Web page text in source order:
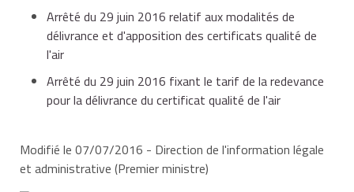
Arrêté du 29 juin 2016 relatif aux modalités de
délivrance et d'apposition des certificats qualité de
l'air
Arrêté du 29 juin 2016 fixant le tarif de la redevance
pour la délivrance du certificat qualité de l'air
Modifié le 07/07/2016 - Direction de l'information légale
et administrative (Premier ministre)